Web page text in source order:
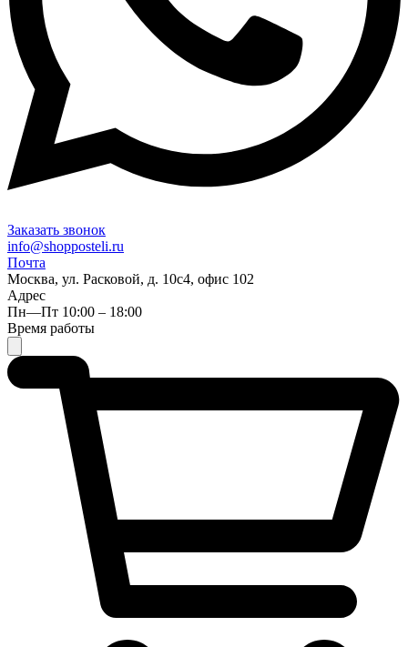
Заказать звонок
info@shopposteli.ru
Почта
Москва, ул. Расковой, д. 10с4, офис 102
Адрес
Пн—Пт 10:00 – 18:00
Время работы